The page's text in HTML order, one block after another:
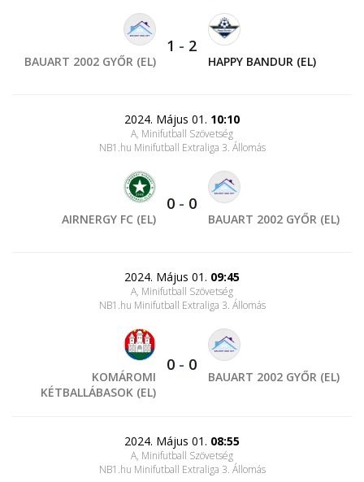
BAUART 2002 GYŐR (EL)
1 - 2
HAPPY BANDUR (EL)
2024. Május 01. 10:10
A, Minifutball Szövetség
NB1.hu Minifutball Extraliga 3. Állomás
AIRNERGY FC (EL)
0 - 0
BAUART 2002 GYŐR (EL)
2024. Május 01. 09:45
A, Minifutball Szövetség
NB1.hu Minifutball Extraliga 3. Állomás
KOMÁROMI
KÉTBALLÁBASOK (EL)
0 - 0
BAUART 2002 GYŐR (EL)
2024. Május 01. 08:55
A, Minifutball Szövetség
NB1.hu Minifutball Extraliga 3. Állomás